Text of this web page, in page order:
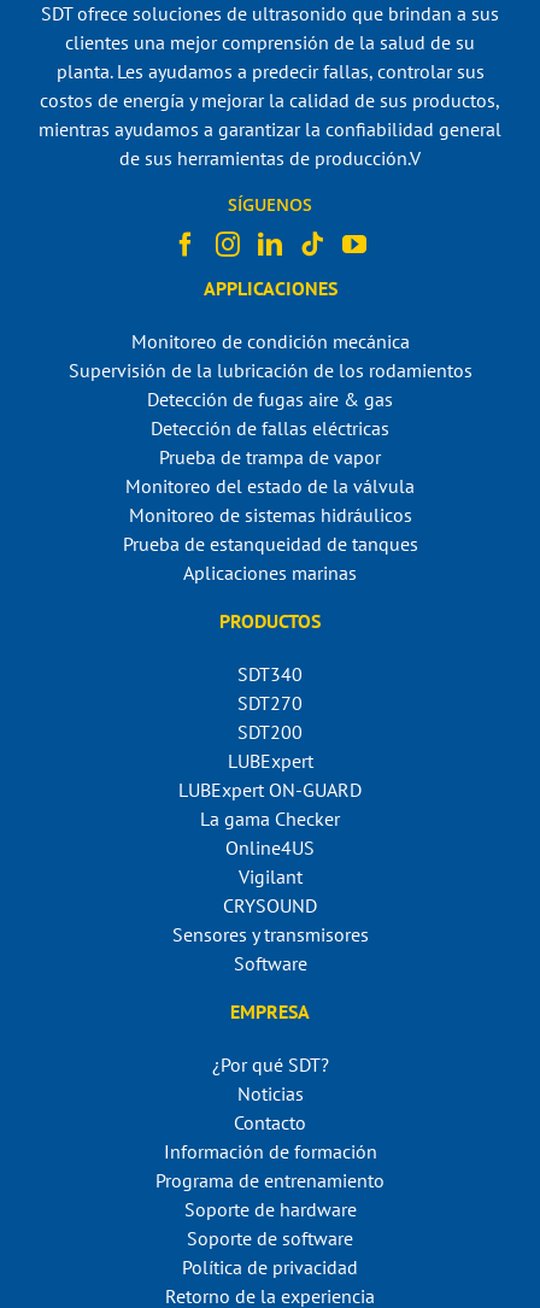
SDT ofrece soluciones de ultrasonido que brindan a sus
clientes una mejor comprensión de la salud de su
planta. Les ayudamos a predecir fallas, controlar sus
costos de energía y mejorar la calidad de sus productos,
mientras ayudamos a garantizar la confiabilidad general
de sus herramientas de producción.V
SÍGUENOS
APPLICACIONES
Monitoreo de condición mecánica
Supervisión de la lubricación de los rodamientos
Detección de fugas aire & gas
Detección de fallas eléctricas
Prueba de trampa de vapor
Monitoreo del estado de la válvula
Monitoreo de sistemas hidráulicos
Prueba de estanqueidad de tanques
Aplicaciones marinas
PRODUCTOS
SDT340
SDT270
SDT200
LUBExpert
LUBExpert ON-GUARD
La gama Checker
Online4US
Vigilant
CRYSOUND
Sensores y transmisores
Software
EMPRESA
¿Por qué SDT?
Noticias
Contacto
Información de formación
Programa de entrenamiento
Soporte de hardware
Soporte de software
Política de privacidad
Retorno de la experiencia